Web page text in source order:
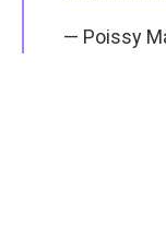
— Poissy